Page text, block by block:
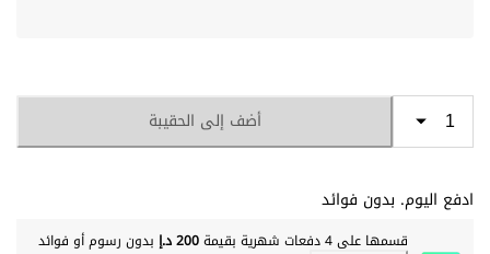
أضف إلى الحقيبة
ادفع اليوم. بدون فوائد
قسمها على 4 دفعات شهرية بقيمة 200 د.إ
بدون رسوم أو فوائد